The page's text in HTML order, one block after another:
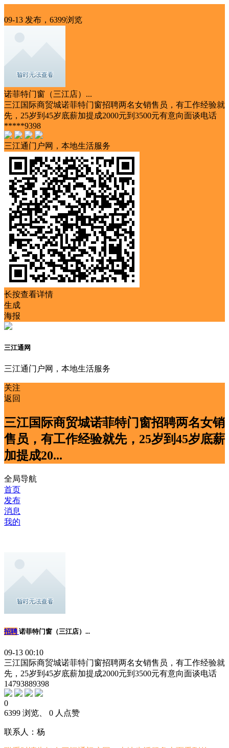
09-13 发布，6399浏览
诺菲特门窗（三江店）...
三江国际商贸城诺菲特门窗招聘两名女销售员，有工作经验就
先，25岁到45岁底薪加提成2000元到3500元有意向面谈电话
*****9398
三江通门户网，本地生活服务
长按查看详情
生成
海报
三江通网
三江通门户网，本地生活服务
关注
返回
三江国际商贸城诺菲特门窗招聘两名女销
售员，有工作经验就先，25岁到45岁底薪
加提成20...
全局导航
首页
发布
消息
我的
招聘 诺菲特门窗（三江店）...
09-13 00:10
三江国际商贸城诺菲特门窗招聘两名女销售员，有工作经验就
先，25岁到45岁底薪加提成2000元到3500元有意向面谈电话
14793889398
0
6399 浏览、 0 人点赞
联系人：杨